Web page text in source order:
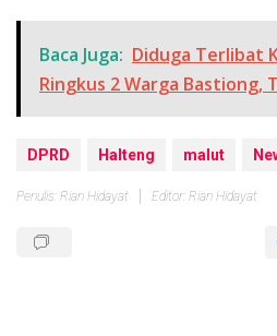
Baca Juga: Diduga Terlibat
Ringkus 2 Warga Bastiong,
DPRD Halteng malut
Penulis: Rian Hidayat Editor: Rian Hidayat